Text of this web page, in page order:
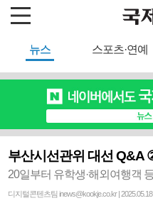
뉴스 스포츠·연예
부산시선관위 대선 Q&A
20일부터 유학생·해외여행객
디지털콘텐츠팀 inews@kookje.co.kr | 2025.05.18